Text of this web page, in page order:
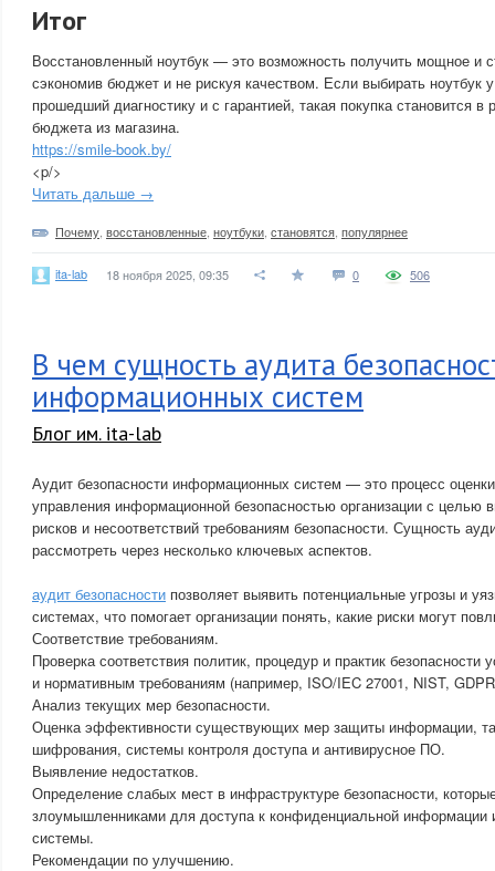
Итог
Восстановленный ноутбук — это возможность получить мощное и
сэкономив бюджет и не рискуя качеством. Если выбирать ноутбук
прошедший диагностику и с гарантией, такая покупка становится в
бюджета из магазина.
https://smile-book.by/
<p/>
Читать дальше →
Почему восстановленные ноутбуки становятся популярнее
ita-lab 18 ноября 2025, 09:35 0 506
В чем сущность аудита
информационных систем
Блог им. ita-lab
Аудит безопасности информационных систем — это процесс
управления информационной безопасностью организации с целью
рисков и несоответствий требованиям безопасности. Сущность
рассмотреть через несколько ключевых аспектов.
аудит безопасности позволяет выявить потенциальные угрозы и
системах, что помогает организации понять, какие риски могут
Соответствие требованиям.
Проверка соответствия политик, процедур и практик безопасности
и нормативным требованиям (например, ISO/IEC 27001, NIST,
Анализ текущих мер безопасности.
Оценка эффективности существующих мер защиты информации,
шифрования, системы контроля доступа и антивирусное ПО.
Выявление недостатков.
Определение слабых мест в инфраструктуре безопасности,
злоумышленниками для доступа к конфиденциальной информации
системы.
Рекомендации по улучшению.